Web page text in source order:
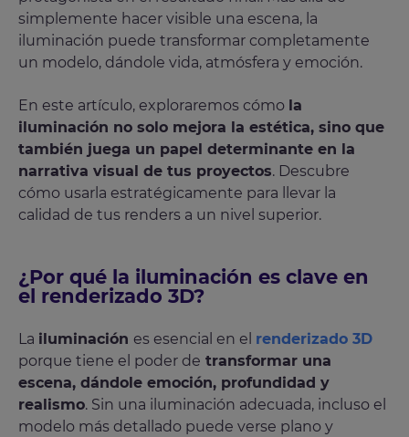
simplemente hacer visible una escena, la
iluminación puede transformar completamente
un modelo, dándole vida, atmósfera y emoción.
En este artículo, exploraremos cómo la
iluminación no solo mejora la estética, sino que
también juega un papel determinante en la
narrativa visual de tus proyectos. Descubre
cómo usarla estratégicamente para llevar la
calidad de tus renders a un nivel superior.
¿Por qué la iluminación es clave en
el renderizado 3D?
La iluminación es esencial en el renderizado 3D
porque tiene el poder de transformar una
escena, dándole emoción, profundidad y
realismo. Sin una iluminación adecuada, incluso el
modelo más detallado puede verse plano y